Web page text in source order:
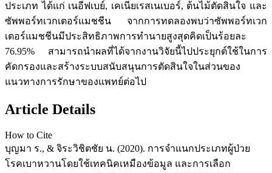
ประเภท ได้แก่ เนอีฟเบย์, เคเนียเรสเนเบอร์, ต้นไม้ตัดสินใจ และ
ซัพพอร์ทเวกเตอร์แมชชีน จากการทดลองพบว่าซัพพอร์ทเวก
เตอร์แมชชีนมีประสิทธิภาพการทำนายสูงสุดคิดเป็นร้อยละ
76.95% สามารถนำผลที่ได้จากงานวิจัยนี้ไปประยุกต์ใช้ในการ
คัดกรองและสร้างระบบสนับสนุนการตัดสินใจในส่วนของ
แนวทางการรักษาของแพทย์ต่อไป
Article Details
How to Cite
บุญมา ร., & จิระวิชิตชัย น. (2020). การจำแนกประเภทผู้ป่วย
โรคเบาหวานโดยใช้เทคนิคเหมืองข้อมูล และการเลือก